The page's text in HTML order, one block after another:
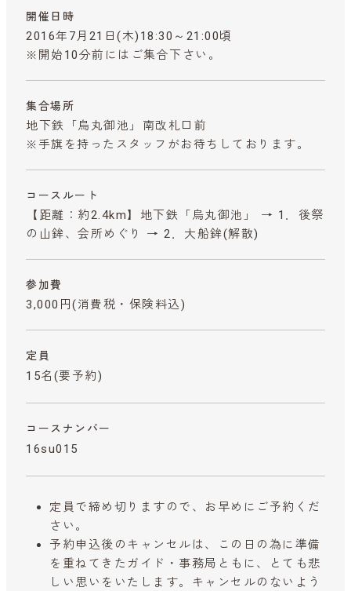
開催日時
2016年7月21日(木)18:30～21:00頃
※開始10分前にはご集合下さい。
集合場所
地下鉄「烏丸御池」南改札口前
※手旗を持ったスタッフがお待ちしております。
コースルート
【距離：約2.4km】地下鉄「烏丸御池」 → 1．後祭
の山鉾、会所めぐり → 2．大船鉾(解散)
参加費
3,000円 (消費税・保険料込)
定員
15名(要予約)
コースナンバー
16su015
定員で締め切りますので、お早めにご予約くだ
さい。
予約申込後のキャンセルは、この日の為に準備
を重ねてきたガイド・事務局ともに、とても悲
しい思いをいたします。キャンセルのないよう